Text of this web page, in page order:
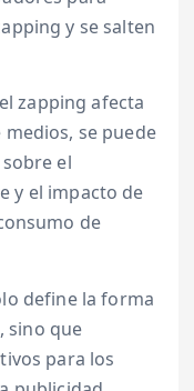
y se salten
zapping afecta
se puede
el
y el impacto de
de
define la forma
sino que
para los